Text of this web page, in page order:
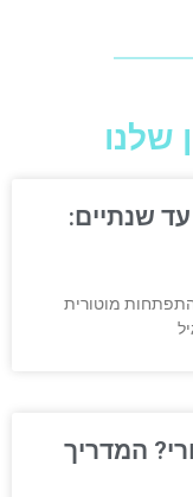
שלנו
שנתיים:
מוטורית
המדריך